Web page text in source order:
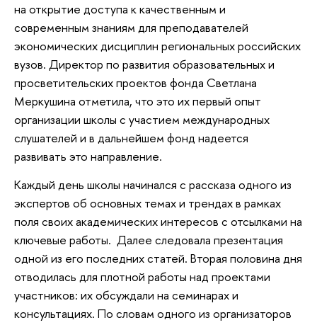
на открытие доступа к качественным и
современным знаниям для преподавателей
экономических дисциплин региональных российских
вузов. Директор по развития образовательных и
просветительских проектов фонда Светлана
Меркушина отметила, что это их первый опыт
организации школы с участием международных
слушателей и в дальнейшем фонд надеется
развивать это направление.
Каждый день школы начинался с рассказа одного из
экспертов об основных темах и трендах в рамках
поля своих академических интересов с отсылками на
ключевые работы. Далее следовала презентация
одной из его последних статей. Вторая половина дня
отводилась для плотной работы над проектами
участников: их обсуждали на семинарах и
консультациях. По словам одного из организаторов